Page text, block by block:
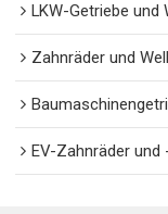
LKW-Getriebe und
Zahnräder und
EV-Zahnräder und